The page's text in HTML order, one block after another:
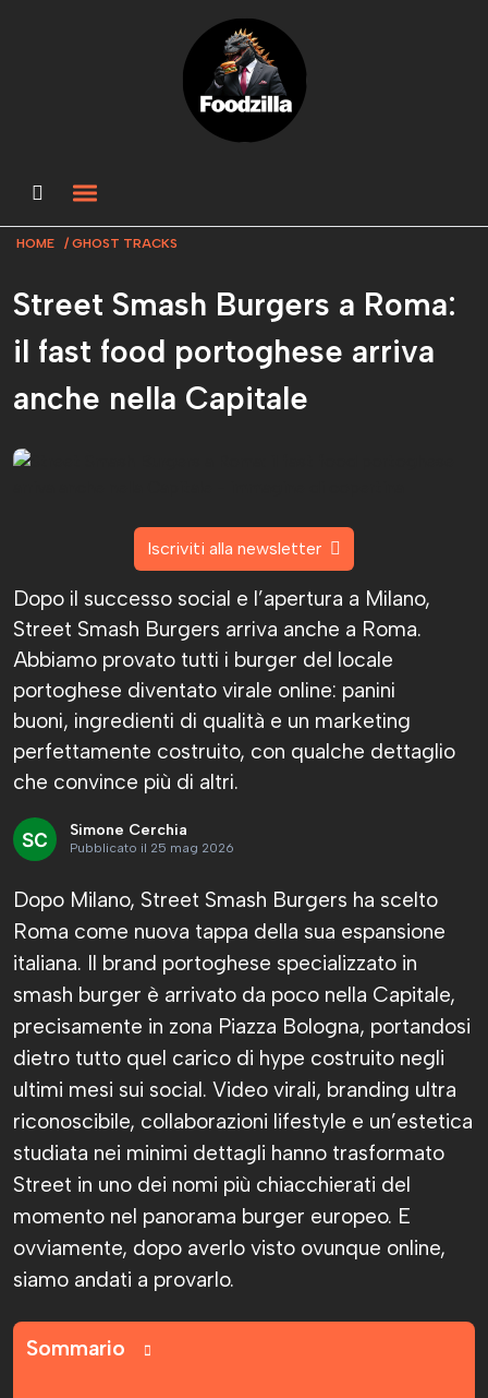
HOME GHOST TRACKS
Street Smash Burgers a Roma:
il fast food portoghese arriva
anche nella Capitale
Iscriviti alla newsletter
Dopo il successo social e l’apertura a Milano,
Street Smash Burgers arriva anche a Roma.
Abbiamo provato tutti i burger del locale
portoghese diventato virale online: panini
buoni, ingredienti di qualità e un marketing
perfettamente costruito, con qualche dettaglio
che convince più di altri.
Simone Cerchia
Pubblicato il 25 mag 2026
Dopo Milano, Street Smash Burgers ha scelto
Roma come nuova tappa della sua espansione
italiana. Il brand portoghese specializzato in
smash burger è arrivato da poco nella Capitale,
precisamente in zona Piazza Bologna, portandosi
dietro tutto quel carico di hype costruito negli
ultimi mesi sui social. Video virali, branding ultra
riconoscibile, collaborazioni lifestyle e un’estetica
studiata nei minimi dettagli hanno trasformato
Street in uno dei nomi più chiacchierati del
momento nel panorama burger europeo. E
ovviamente, dopo averlo visto ovunque online,
siamo andati a provarlo.
Sommario